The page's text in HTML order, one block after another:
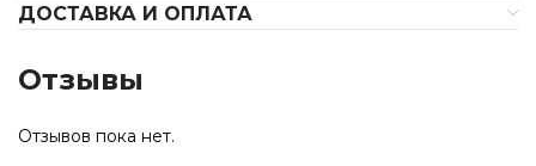
ДОСТАВКА И ОПЛАТА
Отзывы
Отзывов пока нет.